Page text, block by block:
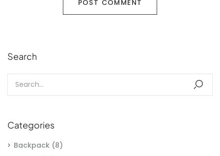
Search
Categories
Backpack (8)